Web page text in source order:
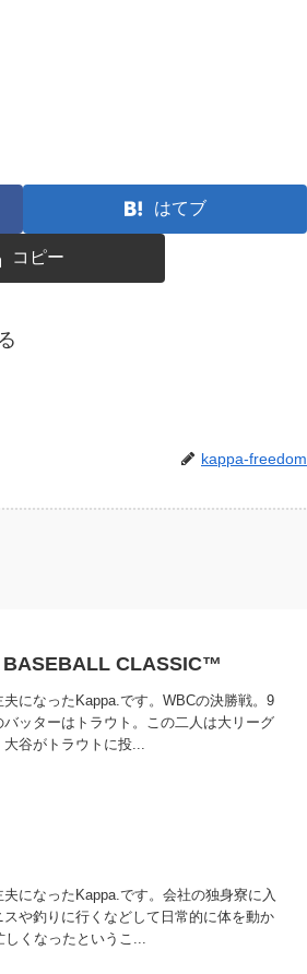
はてブ
コピー
kappa-freedom
BASEBALL CLASSIC™
になったKappa.です。WBCの決勝戦。9
ッターはトラウト。この二人は大リーグ
谷がトラウトに投...
になったKappa.です。会社の独身寮に入
や釣りに行くなどして日常的に体を動か
くなったというこ...